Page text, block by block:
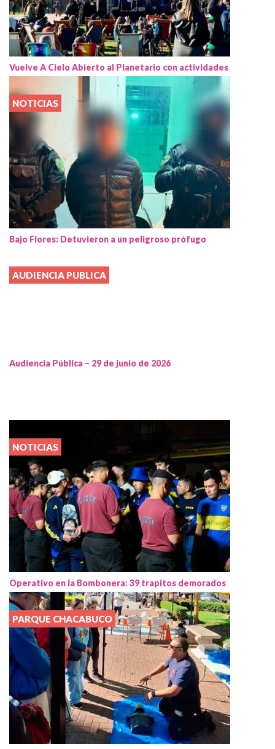
Vuelve A Cielo Abierto al Planetario con actividades
NOTICIAS
Bajo Flores: Detuvieron a un peligroso prófugo
AUDIENCIA PUBLICA
Audiencia Pública – 29 de junio de 2026
NOTICIAS
Operativo en la Bombonera: 39 trapitos demorados
PARQUE CHACABUCO